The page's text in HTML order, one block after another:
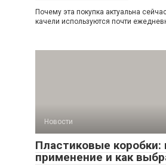
Почему эта покупка актуальна
качели используются почти
Новости
Пластиковые коробки:
применение и как